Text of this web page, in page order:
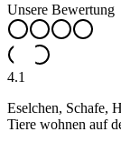
Unsere Bewertung
4.1
Eselchen, Schafe,
Tiere wohnen auf